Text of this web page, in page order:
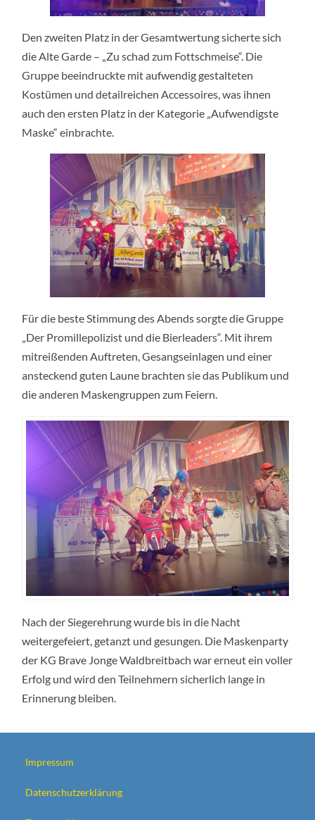
Den zweiten Platz in der Gesamtwertung sicherte sich
die Alte Garde – „Zu schad zum Fottschmeise“. Die
Gruppe beeindruckte mit aufwendig gestalteten
Kostümen und detailreichen Accessoires, was ihnen
auch den ersten Platz in der Kategorie „Aufwendigste
Maske“ einbrachte.
Für die beste Stimmung des Abends sorgte die Gruppe
„Der Promillepolizist und die Bierleaders“. Mit ihrem
mitreißenden Auftreten, Gesangseinlagen und einer
ansteckend guten Laune brachten sie das Publikum und
die anderen Maskengruppen zum Feiern.
Nach der Siegerehrung wurde bis in die Nacht
weitergefeiert, getanzt und gesungen. Die Maskenparty
der KG Brave Jonge Waldbreitbach war erneut ein voller
Erfolg und wird den Teilnehmern sicherlich lange in
Erinnerung bleiben.
Impressum
Datenschutzerklärung